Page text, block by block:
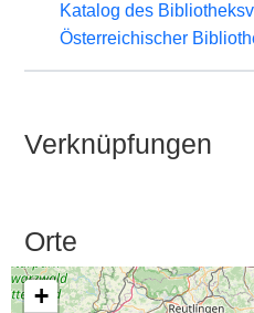
Katalog des
Österreichischer
Verknüpfungen
Orte
+